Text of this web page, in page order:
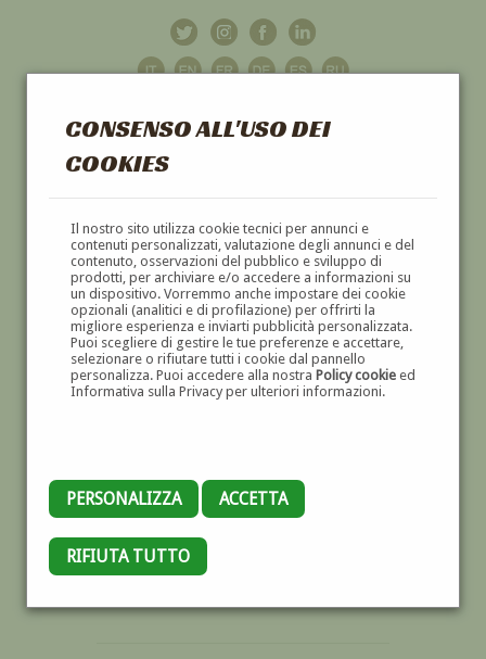
CONSENSO ALL'USO DEI
COOKIES
Il nostro sito utilizza cookie tecnici per annunci e
contenuti personalizzati, valutazione degli annunci e del
contenuto, osservazioni del pubblico e sviluppo di
prodotti, per archiviare e/o accedere a informazioni su
un dispositivo. Vorremmo anche impostare dei cookie
opzionali (analitici e di profilazione) per offrirti la
migliore esperienza e inviarti pubblicità personalizzata.
Puoi scegliere di gestire le tue preferenze e accettare,
selezionare o rifiutare tutti i cookie dal pannello
personalizza. Puoi accedere alla nostra Policy cookieed
Informativa sulla Privacy per ulteriori informazioni.
PERSONALIZZA ACCETTA
RIFIUTA TUTTO
GALLERIAD'ARTE
DIPINTI E SCULTURE '800 E '900